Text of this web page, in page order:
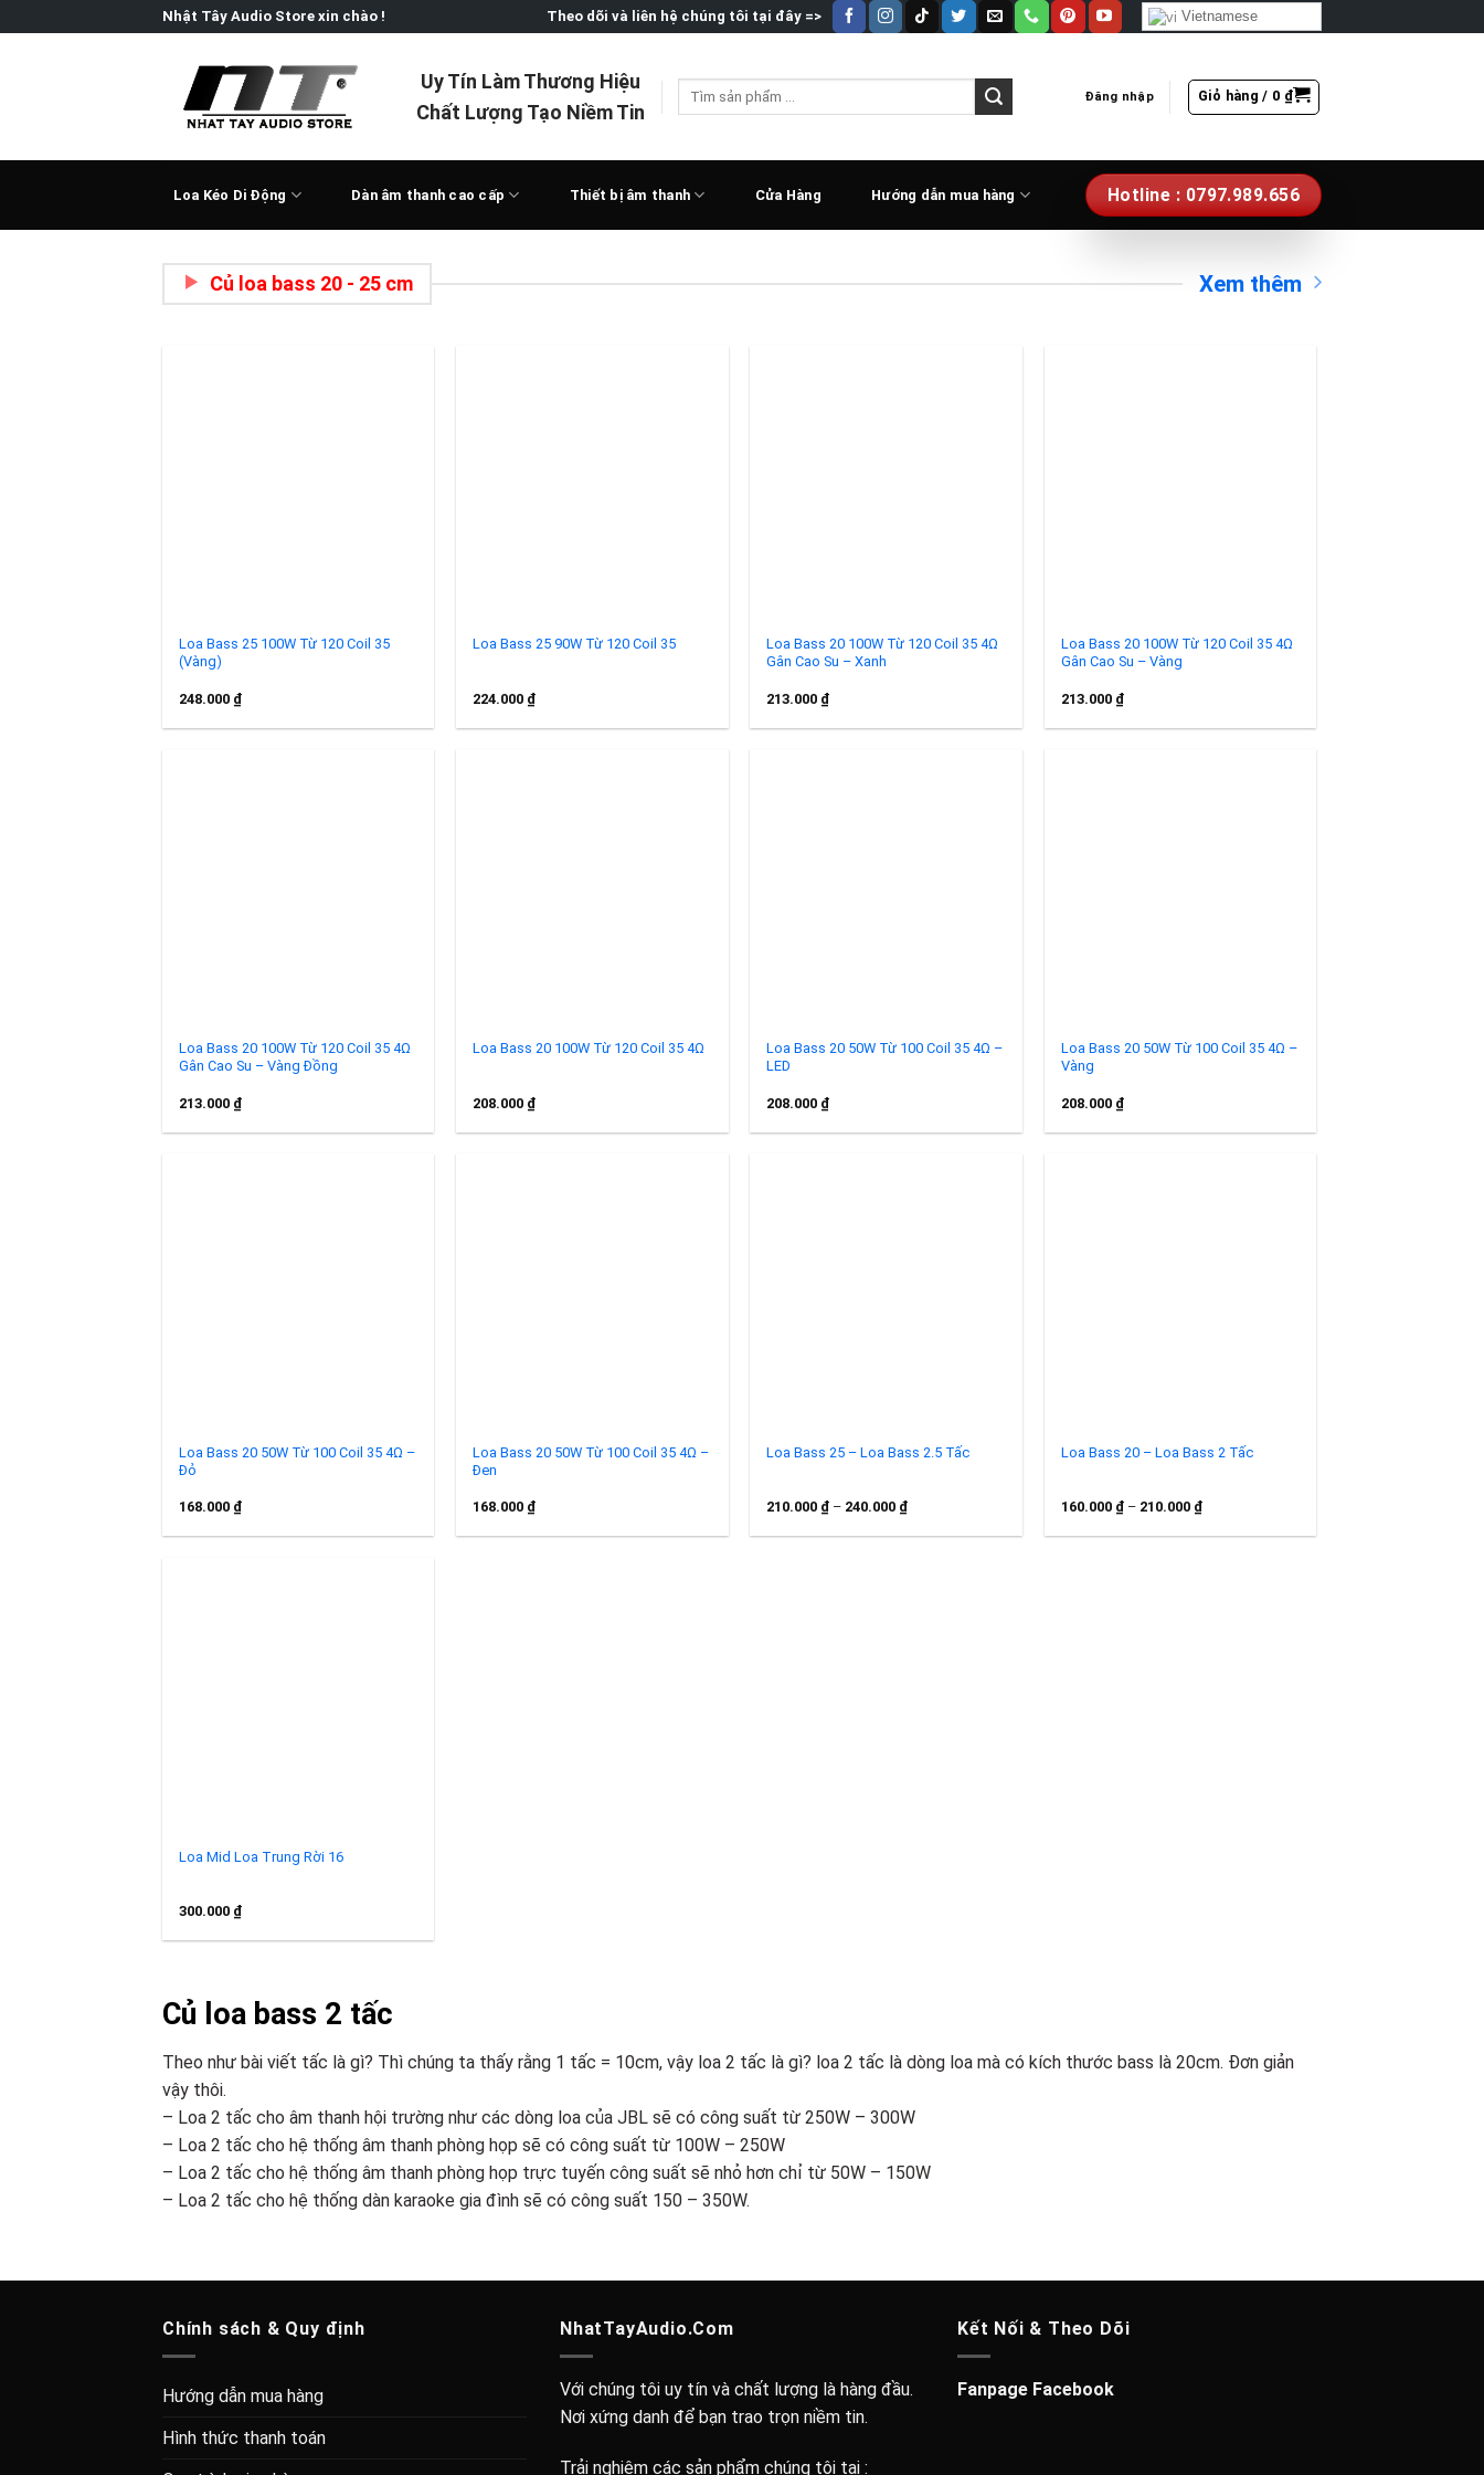
to
Nhật Tây Audio Store xin chào ! Theo dõi và liên hệ chúng tôi tại đây => Vietnamese
Uy Tín Làm Thương Hiệu
Chất Lượng Tạo Niềm Tin
Tìm
Đăng nhập Giỏ hàng / 0 ₫
Loa Kéo Di Động Dàn âm thanh cao cấp Thiết bị âm thanh Cửa Hàng Hướng dẫn mua hàng Hotline : 0797.989.656
Củ loa bass 20 - 25 cm Xem thêm
Loa Bass 25 100W Từ 120 Coil 35
(Vàng)
248.000 ₫
Loa Bass 25 90W Từ 120 Coil 35
224.000 ₫
Loa Bass 20 100W Từ 120 Coil 35 4Ω
Gân Cao Su – Xanh
213.000 ₫
Loa Bass 20 100W Từ 120 Coil 35 4Ω
Gân Cao Su – Vàng
213.000 ₫
Loa Bass 20 100W Từ 120 Coil 35 4Ω
Gân Cao Su – Vàng Đồng
213.000 ₫
Loa Bass 20 100W Từ 120 Coil 35 4Ω
208.000 ₫
Loa Bass 20 50W Từ 100 Coil 35 4Ω –
LED
208.000 ₫
Loa Bass 20 50W Từ 100 Coil 35 4Ω –
Vàng
208.000 ₫
Loa Bass 20 50W Từ 100 Coil 35 4Ω –
Đỏ
168.000 ₫
Loa Bass 20 50W Từ 100 Coil 35 4Ω –
Đen
168.000 ₫
Loa Bass 25 – Loa Bass 2.5 Tấc
210.000 ₫ – 240.000 ₫
Loa Bass 20 – Loa Bass 2 Tấc
160.000 ₫– 210.000 ₫
Loa Mid Loa Trung Rời 16
300.000 ₫
Củ loa bass 2 tấc
Theo như bài viết tấc là gì? Thì chúng ta thấy rằng 1 tấc = 10cm, vậy loa 2 tấc là gì? loa 2 tấc là dòng loa mà có kích thước bass là 20cm. Đơn giản
vậy thôi.
– Loa 2 tấc cho âm thanh hội trường như các dòng loa của JBL sẽ có công suất từ 250W – 300W
– Loa 2 tấc cho hệ thống âm thanh phòng họp sẽ có công suất từ 100W – 250W
– Loa 2 tấc cho hệ thống âm thanh phòng họp trực tuyến công suất sẽ nhỏ hơn chỉ từ 50W – 150W
– Loa 2 tấc cho hệ thống dàn karaoke gia đình sẽ có công suất 150 – 350W.
Chính sách & Quy định
Hướng dẫn mua hàng
Hình thức thanh toán
NhatTayAudio.Com
Với chúng tôi uy tín và chất lượng là hàng đầu.
Nơi xứng danh để bạn trao trọn niềm tin.
Trải nghiệm các sản phẩm chúng tôi tại :
Kết Nối & Theo Dõi
Fanpage Facebook